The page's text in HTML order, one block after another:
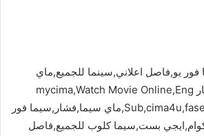
يو,فاصل اعلاني,سينما للجميع,ماي
سيما,تحميل فشار mycima,Watch Movie Online,Eng
Sub,cima4u,faselhd,egybest,akoam,ماي سيما,فشار,سيما فور
بست,سيما كلوب للجميع,فاصل